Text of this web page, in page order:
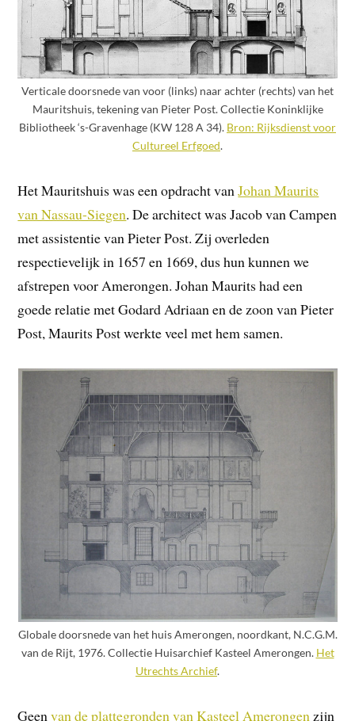
Verticale doorsnede van voor (links) naar achter (rechts) van het
Mauritshuis, tekening van Pieter Post. Collectie Koninklijke
Bibliotheek ‘s-Gravenhage (KW 128 A 34). Bron: Rijksdienst voor
Cultureel Erfgoed.
Het Mauritshuis was een opdracht vanJohan Maurits
van Nassau-Siegen. De architect was Jacob van Campen
met assistentie van Pieter Post. Zij overleden
respectievelijk in 1657 en 1669, dus hun kunnen we
afstrepen voor Amerongen. Johan Maurits had een
goede relatie met Godard Adriaan en de zoon van Pieter
Post, Maurits Post werkte veel met hem samen.
Globale doorsnede van het huis Amerongen, noordkant, N.C.G.M.
van de Rijt, 1976. Collectie Huisarchief Kasteel Amerongen. Het
Utrechts Archief.
Geenvan de plattegronden van Kasteel Amerongenzijn